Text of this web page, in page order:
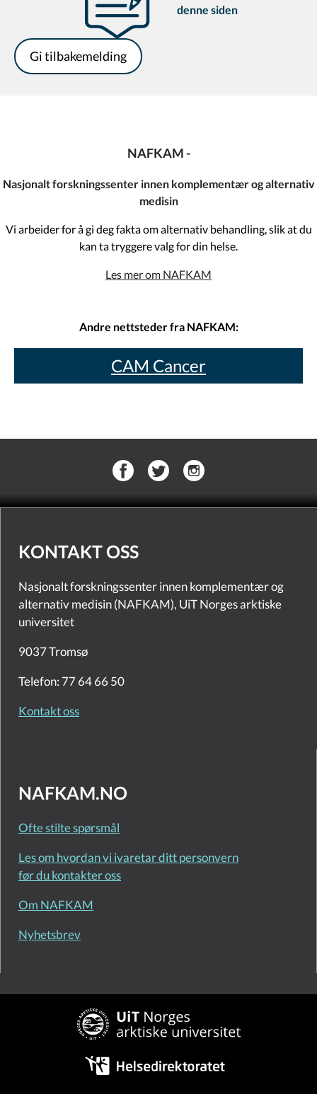
denne siden
Gi tilbakemelding
NAFKAM -
Nasjonalt forskningssenter innen komplementær og alternativ
medisin
Vi arbeider for å gi deg fakta om alternativ behandling, slik at du
kan ta tryggere valg for din helse.
Les mer om NAFKAM
Andre nettsteder fra NAFKAM:
CAM Cancer
KONTAKT OSS
Nasjonalt forskningssenter innen komplementær og
alternativ medisin (NAFKAM), UiT Norges arktiske
universitet
9037 Tromsø
Telefon: 77 64 66 50
Kontakt oss
NAFKAM.NO
Ofte stilte spørsmål
Les om hvordan vi ivaretar ditt personvern
før du kontakter oss
Om NAFKAM
Nyhetsbrev